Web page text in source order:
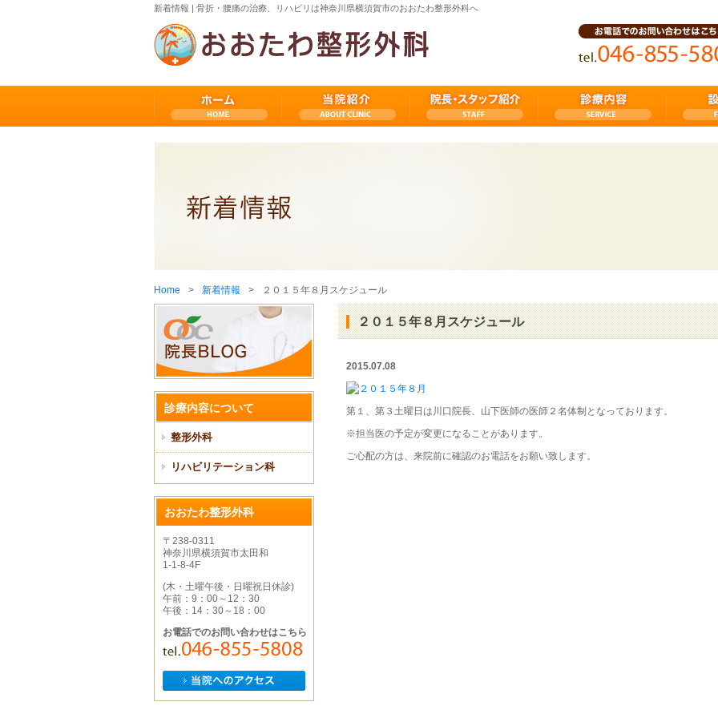
新着情報 | 骨折・腰痛の治療、リハビリは神奈川県横須賀市のおおたわ整形外科へ
Home 新着情報 ２０１５年８月スケジュール
２０１５年８月スケジュール
2015.07.08
第１、第３土曜日は川口院長、山下医師の医師２名体制となっております。
※担当医の予定が変更になることがあります。
ご心配の方は、来院前に確認のお電話をお願い致します。
診療内容について
整形外科
リハビリテーション科
おおたわ整形外科
〒238-0311
神奈川県横須賀市太田和
1-1-8-4F
(木・土曜午後・日曜祝日休診)
午前：9：00～12：30
午後：14：30～18：00
お電話でのお問い合わせはこちら